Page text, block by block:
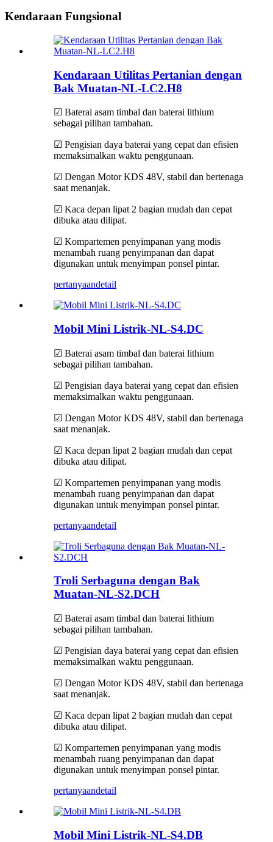
Kendaraan Fungsional
Kendaraan Utilitas Pertanian dengan
Bak Muatan-NL-LC2.H8
☑ Baterai asam timbal dan baterai lithium
sebagai pilihan tambahan.
☑ Pengisian daya baterai yang cepat dan efisien
memaksimalkan waktu penggunaan.
☑ Dengan Motor KDS 48V, stabil dan bertenaga
saat menanjak.
☑ Kaca depan lipat 2 bagian mudah dan cepat
dibuka atau dilipat.
☑ Kompartemen penyimpanan yang modis
menambah ruang penyimpanan dan dapat
digunakan untuk menyimpan ponsel pintar.
pertanyaandetail
Mobil Mini Listrik-NL-S4.DC
☑ Baterai asam timbal dan baterai lithium
sebagai pilihan tambahan.
☑ Pengisian daya baterai yang cepat dan efisien
memaksimalkan waktu penggunaan.
☑ Dengan Motor KDS 48V, stabil dan bertenaga
saat menanjak.
☑ Kaca depan lipat 2 bagian mudah dan cepat
dibuka atau dilipat.
☑ Kompartemen penyimpanan yang modis
menambah ruang penyimpanan dan dapat
digunakan untuk menyimpan ponsel pintar.
pertanyaandetail
Troli Serbaguna dengan Bak
Muatan-NL-S2.DCH
☑ Baterai asam timbal dan baterai lithium
sebagai pilihan tambahan.
☑ Pengisian daya baterai yang cepat dan efisien
memaksimalkan waktu penggunaan.
☑ Dengan Motor KDS 48V, stabil dan bertenaga
saat menanjak.
☑ Kaca depan lipat 2 bagian mudah dan cepat
dibuka atau dilipat.
☑ Kompartemen penyimpanan yang modis
menambah ruang penyimpanan dan dapat
digunakan untuk menyimpan ponsel pintar.
pertanyaandetail
Mobil Mini Listrik-NL-S4.DB